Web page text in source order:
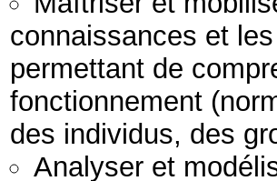
connaissances et
permettant de
fonctionnement
des individus, des
Analyser et